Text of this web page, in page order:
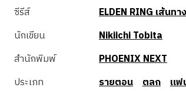
ซีรีส์
ELDEN RING เส้น
นักเขียน
Nikiichi Tobita
สำนักพิมพ์
PHOENIX NEXT
ประเภท
รายตอน ตลก แฟ